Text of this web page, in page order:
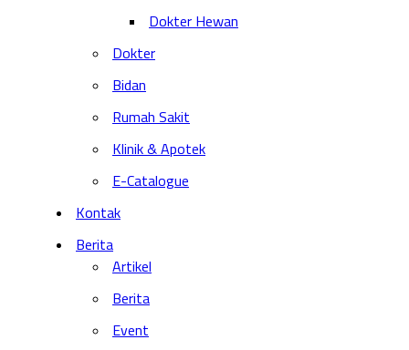
Dokter Hewan
Dokter
Bidan
Rumah Sakit
Klinik & Apotek
E-Catalogue
Kontak
Berita
Artikel
Berita
Event